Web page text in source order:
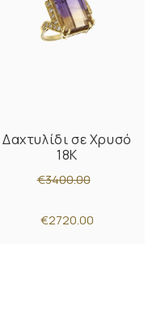
Δαχτυλίδι σε Χρυσό
18K
€3400.00
€2720.00